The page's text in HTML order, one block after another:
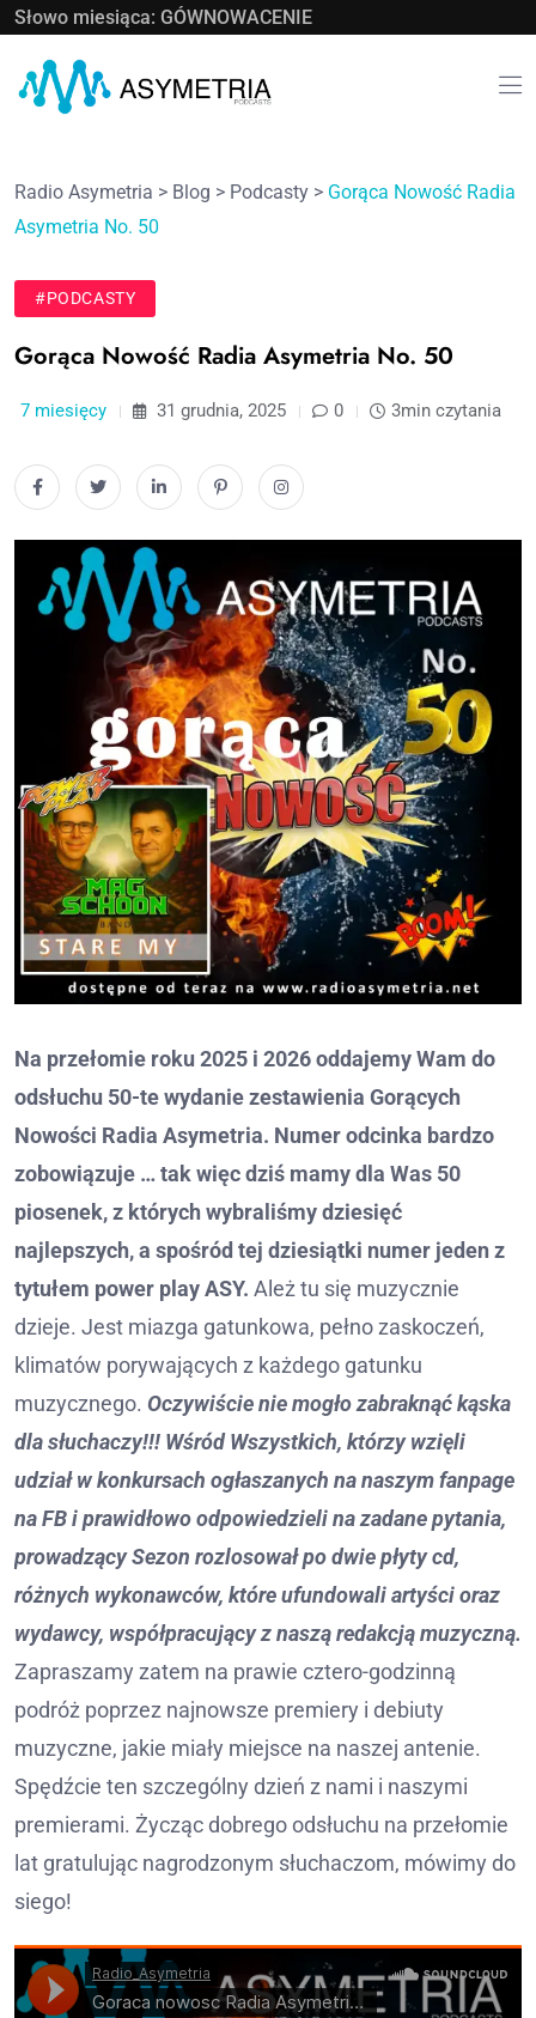
Słowo miesiąca: GÓWNOWACENIE
Radio Asymetria > Blog > Podcasty > Gorąca Nowość Radia
Asymetria No. 50
#PODCASTY
Gorąca Nowość Radia Asymetria No. 50
7 miesięcy 31 grudnia, 2025 0 3min czytania
Na przełomie roku 2025 i 2026 oddajemy Wam do
odsłuchu 50-te wydanie zestawienia Gorących
Nowości Radia Asymetria. Numer odcinka bardzo
zobowiązuje … tak więc dziś mamy dla Was 50
piosenek, z których wybraliśmy dziesięć
najlepszych, a spośród tej dziesiątki numer jeden z
tytułem power play ASY. Ależ tu się muzycznie
dzieje. Jest miazga gatunkowa, pełno zaskoczeń,
klimatów porywających z każdego gatunku
muzycznego. Oczywiście nie mogło zabraknąć kąska
dla słuchaczy!!! Wśród Wszystkich, którzy wzięli
udział w konkursach ogłaszanych na naszym fanpage
na FB i prawidłowo odpowiedzieli na zadane pytania,
prowadzący Sezon rozlosował po dwie płyty cd,
różnych wykonawców, które ufundowali artyści oraz
wydawcy, współpracujący z naszą redakcją muzyczną.
Zapraszamy zatem na prawie cztero-godzinną
podróż poprzez najnowsze premiery i debiuty
muzyczne, jakie miały miejsce na naszej antenie.
Spędźcie ten szczególny dzień z nami i naszymi
premierami. Życząc dobrego odsłuchu na przełomie
lat gratulując nagrodzonym słuchaczom, mówimy do
siego!